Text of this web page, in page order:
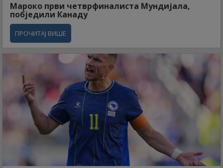
Мароко први четврфиналиста Мундијала,
побједили Канаду
ПРОЧИТАЈ ВИШЕ